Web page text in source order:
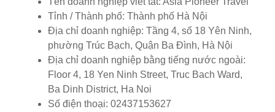
Tỉnh / Thành phố: Thành phố Hà Nội
Địa chỉ doanh nghiệp: Tầng 4, số 18 Yên Ninh,
phường Trúc Bạch, Quận Ba Đình, Hà Nội
Địa chỉ doanh nghiệp bằng tiếng nước ngoài:
Floor 4, 18 Yen Ninh Street, Truc Bach Ward,
Ba Dinh District, Ha Noi
Số điện thoại: 02437153627